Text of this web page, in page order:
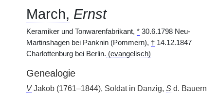
March, Ernst
Keramiker und Tonwarenfabrikant, * 30.6.1798 Neu-
Martinshagen bei Panknin (Pommern), † 14.12.1847
Charlottenburg bei Berlin. (evangelisch)
Genealogie
VJakob (1761–1844), Soldat in Danzig, S d. Bauern